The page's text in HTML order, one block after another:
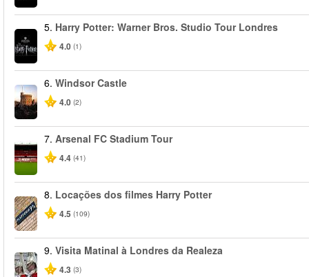
5. Harry Potter: Warner Bros. Studio Tour Londres
4.0 (1)
6. Windsor Castle
4.0 (2)
7. Arsenal FC Stadium Tour
4.4 (41)
8. Locações dos filmes Harry Potter
4.5 (109)
9. Visita Matinal à Londres da Realeza
4.3 (3)